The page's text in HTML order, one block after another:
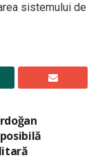
sistemului de